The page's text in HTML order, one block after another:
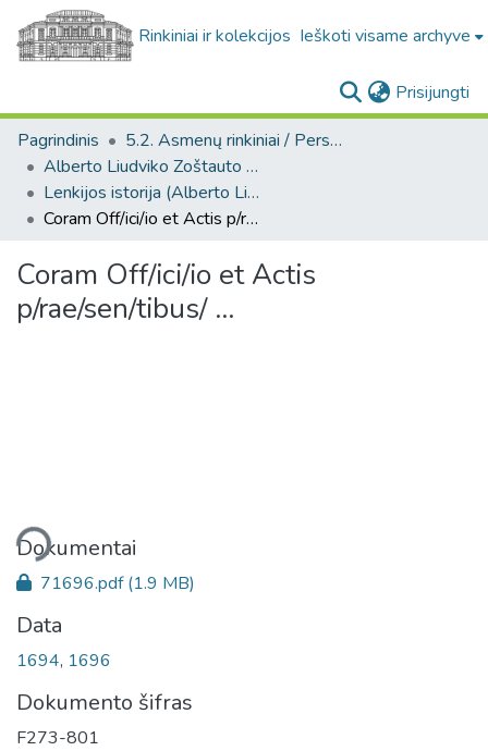
Rinkiniai ir kolekcijos Ieškoti visame archyve
Prisijungti
Pagrindinis
5.2. Asmenų rinkiniai / Personal collections
Alberto Liudviko Zoštauto kolekcija. F273
Lenkijos istorija (Alberto Liudviko Zoštauto kolekcija. F273)
Coram Off/ici/io et Actis p/rae/sen/tibus/ ...
Coram Off/ici/io et Actis
p/rae/sen/tibus/ ...
Dokumentai
71696.pdf(1.9 MB)
Data
1694, 1696
Dokumento šifras
F273-801